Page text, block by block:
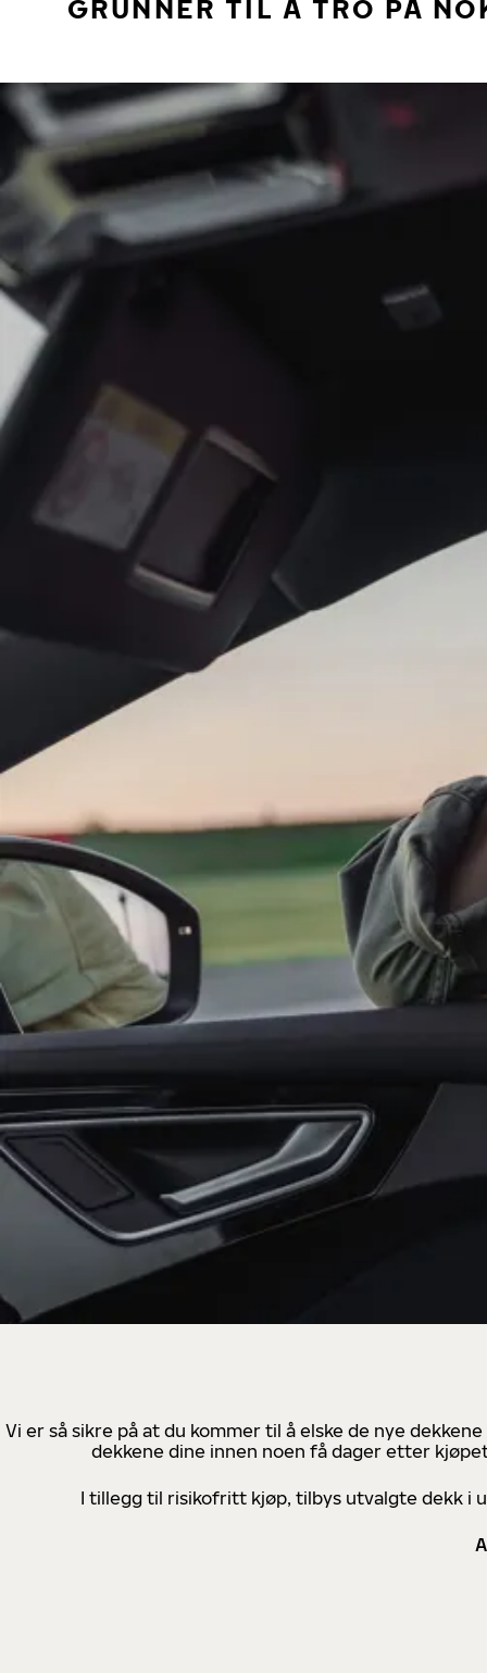
GRUNNER TIL Å TRO PÅ
Vi er så sikre på at du kommer til å elske de nye
dekkene dine innen noen få dager etter
I tillegg til risikofritt kjøp, tilbys utvalgte dekk i